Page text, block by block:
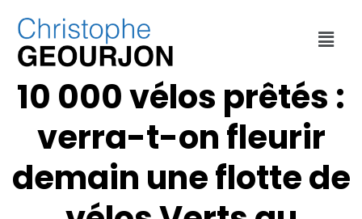
DÉPLACEMENTS INTERVENTIONS
10 000 vélos prêtés :
verra-t-on fleurir
demain une flotte de